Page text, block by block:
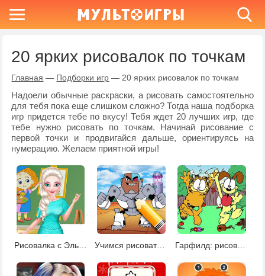
20 ярких рисовалок по точкам
Главная — Подборки игр — 20 ярких рисовалок по точкам
Надоели обычные раскраски, а рисовать самостоятельно
для тебя пока еще слишком сложно? Тогда наша подборка
игр придется тебе по вкусу! Тебя ждет 20 лучших игр, где
тебе нужно рисовать по точкам. Начинай рисование с
первой точки и продвигайся дальше, ориентируясь на
нумерацию. Желаем приятной игры!
Рисовалка с Эльзой Учимся рисовать Киборга Гарфилд: рисовалка по точкам